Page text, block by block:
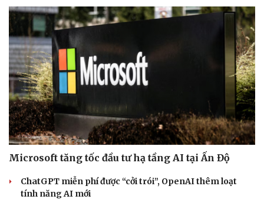
Microsoft tăng tốc đầu tư hạ tầng AI tại Ấn Độ
ChatGPT miễn phí được “cởi trói”, OpenAI thêm loạt
tính năng AI mới